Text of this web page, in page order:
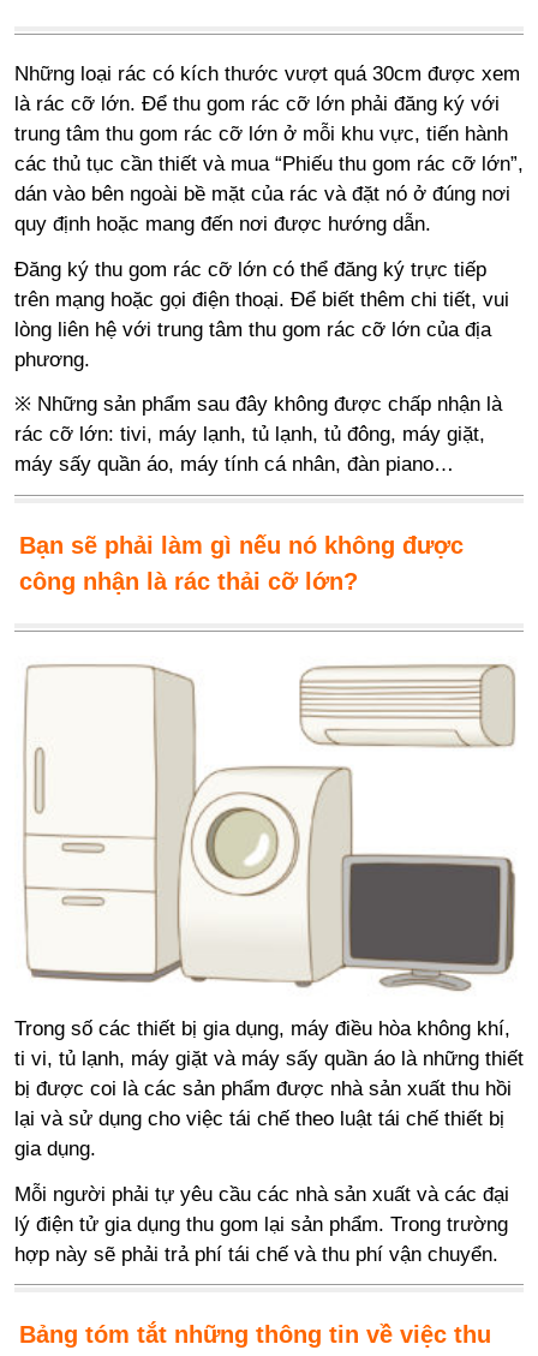
Những loại rác có kích thước vượt quá 30cm được xem
là rác cỡ lớn. Để thu gom rác cỡ lớn phải đăng ký với
trung tâm thu gom rác cỡ lớn ở mỗi khu vực, tiến hành
các thủ tục cần thiết và mua “Phiếu thu gom rác cỡ lớn”,
dán vào bên ngoài bề mặt của rác và đặt nó ở đúng nơi
quy định hoặc mang đến nơi được hướng dẫn.
Đăng ký thu gom rác cỡ lớn có thể đăng ký trực tiếp
trên mạng hoặc gọi điện thoại. Để biết thêm chi tiết, vui
lòng liên hệ với trung tâm thu gom rác cỡ lớn của địa
phương.
※ Những sản phẩm sau đây không được chấp nhận là
rác cỡ lớn: tivi, máy lạnh, tủ lạnh, tủ đông, máy giặt,
máy sấy quần áo, máy tính cá nhân, đàn piano…
Bạn sẽ phải làm gì nếu nó không được
công nhận là rác thải cỡ lớn?
Trong số các thiết bị gia dụng, máy điều hòa không khí,
ti vi, tủ lạnh, máy giặt và máy sấy quần áo là những thiết
bị được coi là các sản phẩm được nhà sản xuất thu hồi
lại và sử dụng cho việc tái chế theo luật tái chế thiết bị
gia dụng.
Mỗi người phải tự yêu cầu các nhà sản xuất và các đại
lý điện tử gia dụng thu gom lại sản phẩm. Trong trường
hợp này sẽ phải trả phí tái chế và thu phí vận chuyển.
Bảng tóm tắt những thông tin về việc thu